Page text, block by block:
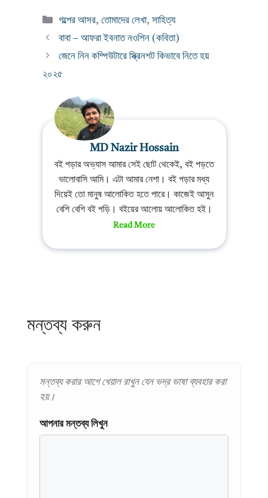
Categories
গল্পের আসর, তোমাদের লেখা, সাহিত্য
বাবা – আফরা ইবনাত নওশিন (কবিতা)
জেনে নিন কম্পিউটারে স্ক্রিনশট কিভাবে নিতে হয়
২০২৫
MD Nazir Hossain
বই পড়ার অভ্যাস আমার সেই ছোট থেকেই, বই পড়তে
ভালোবাসি আমি। এটা আমার নেশা। বই পড়ার মধ্য
দিয়েই তো মানুষ আলোকিত হতে পারে। কাজেই আসুন
বেশি বেশি বই পড়ি। বইয়ের আলোয় আলোকিত হই।
Read More
মন্তব্য করুন
মন্তব্য করার আগে খেয়াল রাখুন যেন ভদ্র ভাষা ব্যবহার করা
হয়।
আপনার মন্তব্য লিখুন